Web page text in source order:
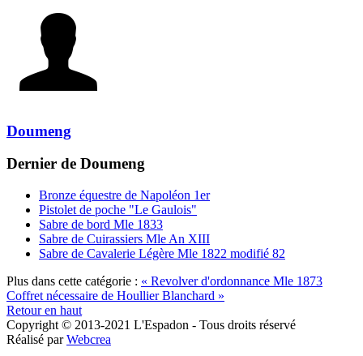
Doumeng
Dernier de Doumeng
Bronze équestre de Napoléon 1er
Pistolet de poche "Le Gaulois"
Sabre de bord Mle 1833
Sabre de Cuirassiers Mle An XIII
Sabre de Cavalerie Légère Mle 1822 modifié 82
Plus dans cette catégorie : « Revolver d'ordonnance Mle 1873
Coffret nécessaire de Houllier Blanchard »
Retour en haut
Copyright © 2013-2021 L'Espadon - Tous droits réservé
Réalisé parWebcrea